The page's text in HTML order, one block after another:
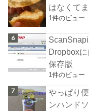
はなくて
1件のビュー
Dropbox
保存版
1件のビュー
やっぱり
ンハンド